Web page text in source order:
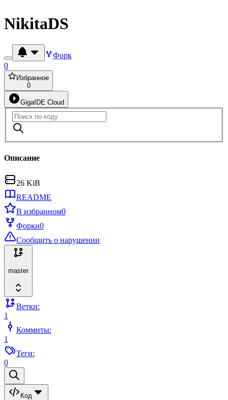
NikitaDS
Форк
0
Избранное
0
GigaIDE Cloud
Описание
26 KiB
README
В избранном0
Форки0
Сообщить о нарушении
master
Ветки:
1
Коммиты:
1
Теги:
0
Код